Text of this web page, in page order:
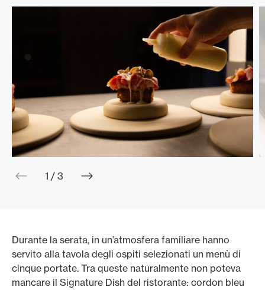
web.slider.arrowPrev
1 / 3 web.slider.arrowNext
Durante la serata, in un’atmosfera familiare hanno
servito alla tavola degli ospiti selezionati un menù di
cinque portate. Tra queste naturalmente non poteva
mancare il Signature Dish del ristorante: cordon bleu